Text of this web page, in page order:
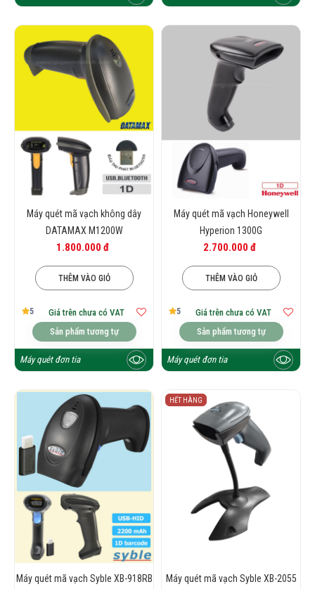
Máy quét mã vạch không dây
DATAMAX M1200W
1.800.000 đ
THÊM VÀO GIỎ
5
Giá trên chưa có VAT
Sản phẩm tương tự
Máy quét đơn tia
Máy quét mã vạch Honeywell
Hyperion 1300G
2.700.000 đ
THÊM VÀO GIỎ
5
Giá trên chưa có VAT
Sản phẩm tương tự
Máy quét đơn tia
Máy quét mã vạch Syble XB-918RB
HẾT HÀNG
Máy quét mã vạch Syble XB-2055